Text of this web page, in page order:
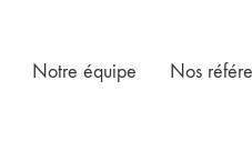
Notre équipe Nos